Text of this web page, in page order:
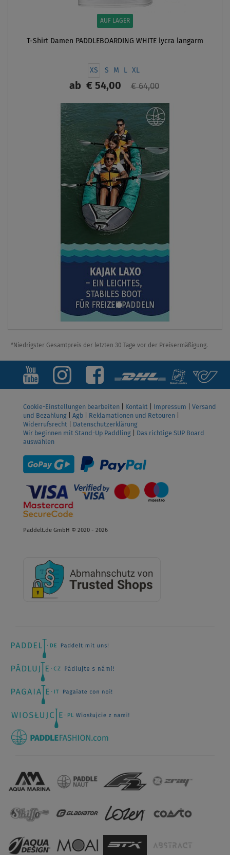
AUF LAGER
T-Shirt Damen PADDLEBOARDING WHITE lycra langarm
XS S M L XL
ab€ 54,00 € 64,00
*Niedrigster Gesamtpreis der letzten 30 Tage vor der Preisermäßigung.
Cookie-Einstellungen bearbeiten Kontakt Impressum
Versand
und Bezahlung
Agb Reklamationen und Retouren
Widerrufsrecht
Datenschutzerklärung
Wir beginnen mit Stand-Up Paddling
Das richtige SUP Board
auswählen
Paddelt.de GmbH © 2020 - 2026